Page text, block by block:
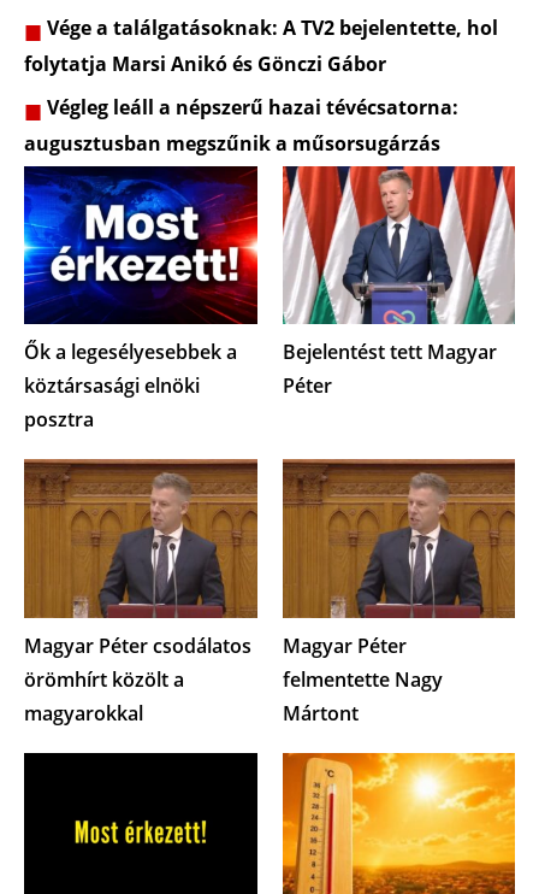
Vége a találgatásoknak: A TV2 bejelentette, hol
folytatja Marsi Anikó és Gönczi Gábor
Végleg leáll a népszerű hazai tévécsatorna:
augusztusban megszűnik a műsorsugárzás
Ők a legesélyesebbek a
köztársasági elnöki
posztra
Bejelentést tett Magyar
Péter
Magyar Péter csodálatos
örömhírt közölt a
magyarokkal
Magyar Péter
felmentette Nagy
Mártont